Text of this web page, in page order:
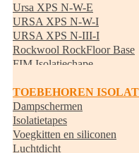
Ursa XPS N-W-E
URSA XPS N-W-I
URSA XPS N-III-I
Rockwool RockFloor Base
FIM Isolatiechape
TOEBEHOREN
Dampschermen
Isolatietapes
Voegkitten en siliconen
Luchtdicht